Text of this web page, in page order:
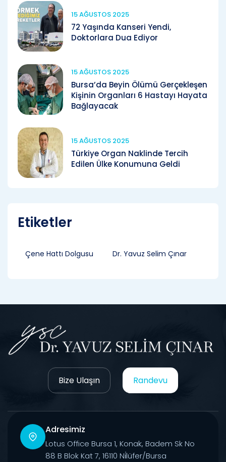
15 AĞUSTOS 2025
72 Yaşında Kanseri Yendi,
Doktorlara Dua Ediyor
15 AĞUSTOS 2025
Bursa’da Beyin Ölümü Gerçekleşen
Kişinin Organları 6 Hastayı Hayata
Bağlayacak
15 AĞUSTOS 2025
Türkiye Organ Naklinde Tercih
Edilen Ülke Konumuna Geldi
Etiketler
Çene Hattı Dolgusu Dr. Yavuz Selim Çınar
Bize Ulaşın Randevu
Adresimiz
Lotus Office Bursa 1, Konak, Badem Sk No
88 B Blok Kat 7, 16110 Ni̇lüfer/Bursa